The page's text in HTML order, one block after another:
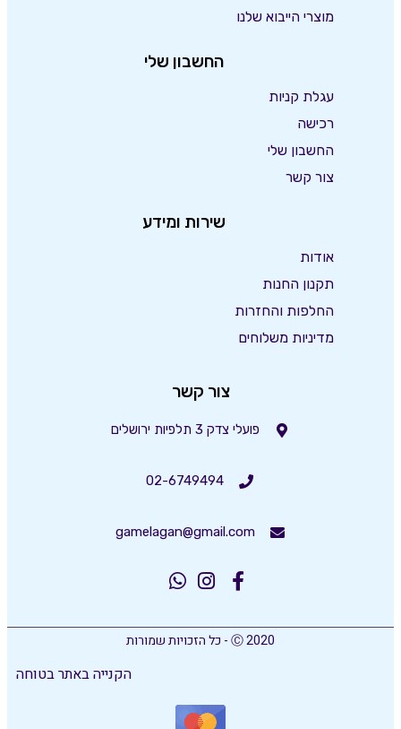
מוצרי הייבוא שלנו
החשבון שלי
עגלת קניות
רכישה
החשבון שלי
צור קשר
שירות ומידע
אודות
תקנון החנות
החלפות והחזרות
מדיניות משלוחים
צור קשר
פועלי צדק 3 תלפיות ירושלים
02-6749494
gamelagan@gmail.com
Ⓒ 2020 - כל הזכויות שמורות
הקנייה באתר בטוחה